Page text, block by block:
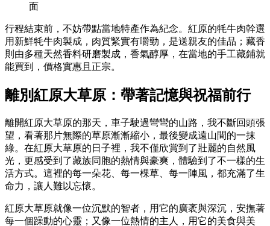
面
行程結束前，不妨帶點當地特產作為紀念。紅原的牦牛肉幹選
用新鮮牦牛肉製成，肉質緊實有嚼勁，是送親友的佳品；藏香
則由多種天然香料研磨製成，香氣醇厚，在當地的手工藏鋪就
能買到，價格實惠且正宗。
離別紅原大草原：帶著記憶與祝福前行
離開紅原大草原的那天，車子駛過彎彎的山路，我不斷回頭張
望，看著那片無際的草原漸漸縮小，最後變成遠山間的一抹
綠。在紅原大草原的日子裡，我不僅欣賞到了壯麗的自然風
光，更感受到了藏族同胞的熱情與豪爽，體驗到了不一樣的生
活方式。這裡的每一朵花、每一棵草、每一陣風，都充滿了生
命力，讓人難以忘懷。
紅原大草原就像一位沉默的智者，用它的廣袤與深沉，安撫著
每一個躁動的心靈；又像一位熱情的主人，用它的美食與美